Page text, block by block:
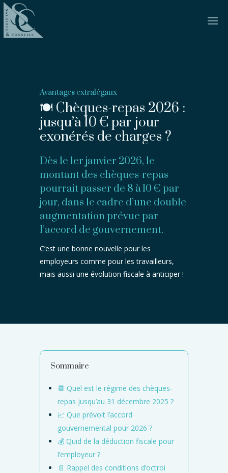
Avantages extralégaux
🍽 Chèques-repas 2026 :
jusqu’à 10 € par jour
exonérés de charges ?
Dès le 1er janvier 2026, le
montant des chèques-repas
pourrait passer de 8 à 10 € par
jour, dans le cadre d’une double
augmentation prévue par
l’accord de gouvernement.
C’est une bonne nouvelle pour les
employeurs comme pour les travailleurs,
mais aussi une évolution fiscale à anticiper !
Sommaire
📆 Quel est le régime des chèques-
repas jusqu’au 31 décembre 2025 ?
📈 Que prévoit l’accord
gouvernemental pour 2026 ?
💰 Quid de la déduction fiscale pour
l’employeur ?
📄 Rappel des conditions d’octroi